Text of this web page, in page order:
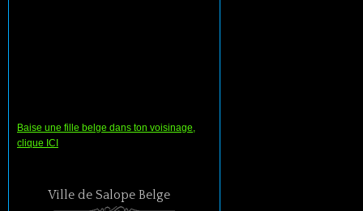
Baise une fille belge dans ton voisinage,
clique ICI
Ville de Salope Belge